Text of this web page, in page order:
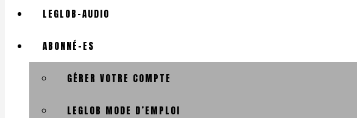
LEGLOB-AUDIO
ABONNÉ-ES
GÉRER VOTRE COMPTE
LEGLOB MODE D’EMPLOI